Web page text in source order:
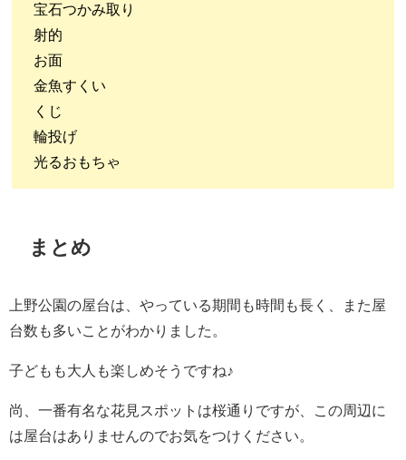
宝石つかみ取り
射的
お面
金魚すくい
くじ
輪投げ
光るおもちゃ
まとめ
上野公園の屋台は、やっている期間も時間も長く、また屋
台数も多いことがわかりました。
子どもも大人も楽しめそうですね♪
尚、一番有名な花見スポットは桜通りですが、この周辺に
は屋台はありませんのでお気をつけください。